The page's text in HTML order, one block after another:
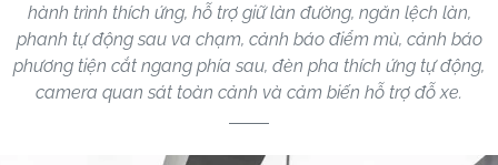
hành trình thích ứng, hỗ trợ giữ làn đường, ngăn lệch làn,
phanh tự động sau va chạm, cảnh báo điểm mù, cảnh báo
phương tiện cắt ngang phía sau, đèn pha thích ứng tự động,
camera quan sát toàn cảnh và cảm biến hỗ trợ đỗ xe.